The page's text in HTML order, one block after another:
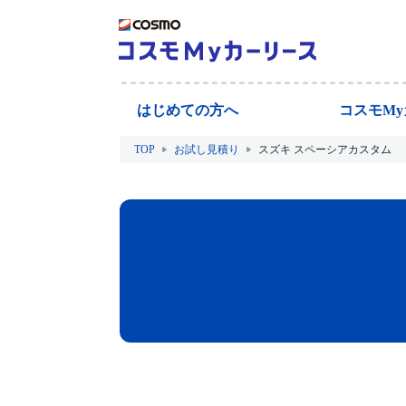
はじめての方へ コスモ
TOP お試し見積り スズキ スペーシアカスタム